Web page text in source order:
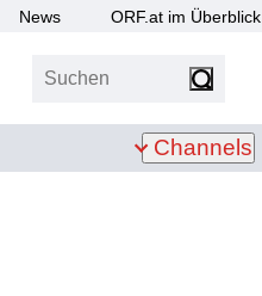
News ORF.at im Überblick
Suchen
Channels